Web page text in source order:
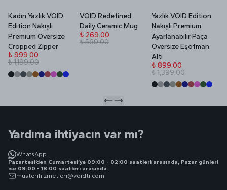
Kadın Yazlık VOID
Edition Nakışlı
Premium Oversize
Cropped Zipper
₺ 999.00
₺ 1,199.00
VOID Redefined
Daily Ceramic Mug
₺ 269.00
₺ 569.00
Yazlık VOID Edition
Nakışlı Premium
Ayarlanabilir Paça
Oversize Eşofman
Altı
₺ 899.00
₺ 1,399.00
Yardıma ihtiyacın var mı?
WhatsApp
Pazartesi’den Cumartesi’ye 09:00 - 02:00 saatleri arasında, Pazar günleri
ise 09:00 - 18:00 saatleri arasında.
musterihizmetleri@voidtr.com